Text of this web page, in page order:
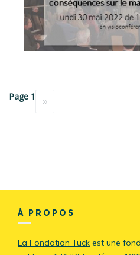
Pagination
Page 1
Page
››
À PROPOS
La Fondation Tuck est une